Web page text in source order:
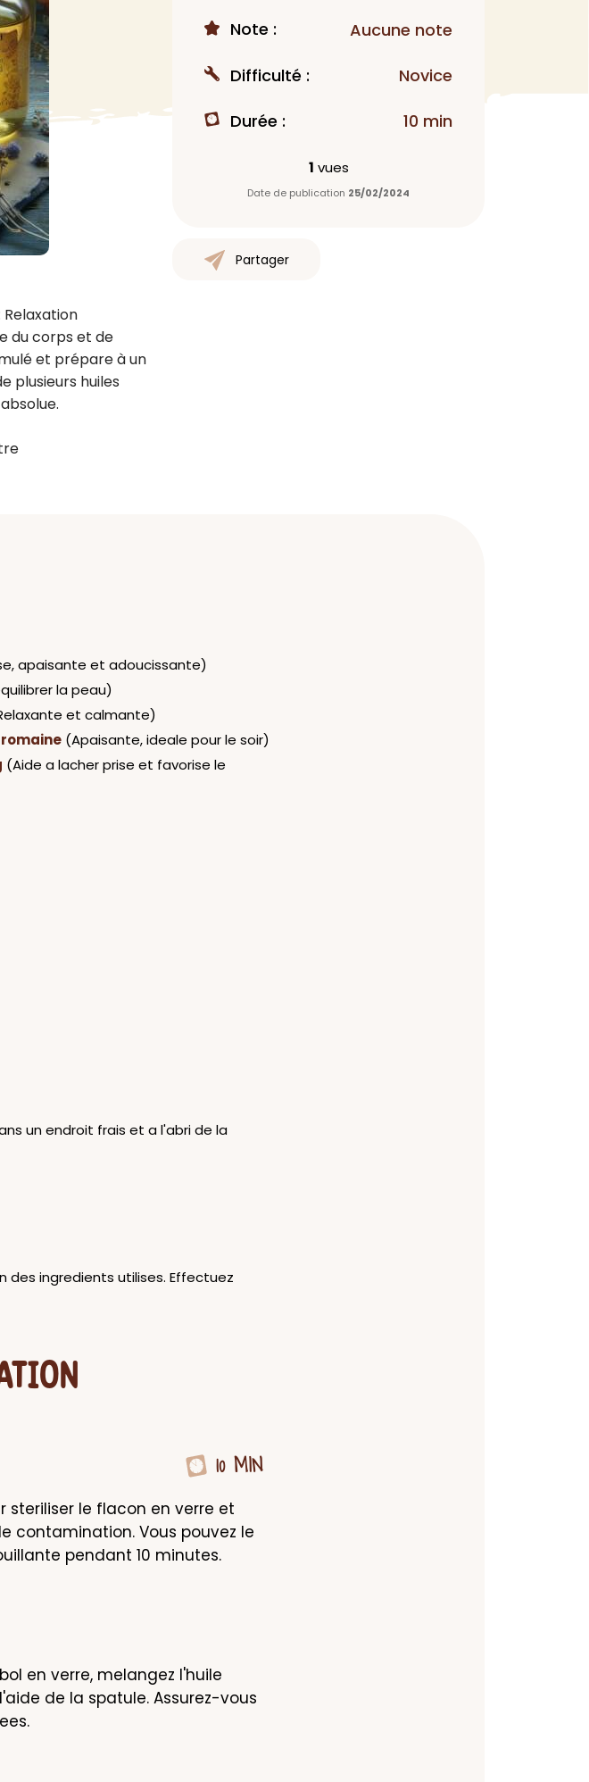
Spray corporel
MAQUILLAGE
Rouge à lèvres
Démaquillant
Anti-cerne
Poudre visage
Primer
Autre
du corps et de
et prépare à un
plusieurs huiles
Note : Aucune note
Difficulté : Novice
Durée : 10 min
1 vues
Date de publication 25/02/2024
Partager
apaisante et adoucissante)
la peau)
et calmante)
(Apaisante, ideale pour le soir)
(Aide a lacher prise et favorise le
un endroit frais et a l'abri de la
des ingredients utilises. Effectuez
10 MIN
steriliser le flacon en verre et
contamination. Vous pouvez le
pendant 10 minutes.
en verre, melangez l'huile
de la spatule. Assurez-vous